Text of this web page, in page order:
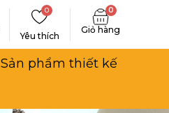
Yêu thích
0 0
Sản phẩm thiết kế